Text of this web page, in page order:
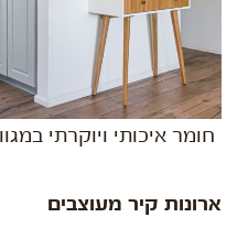
חומר איכותי ויוקרתי
ארונות קיר מעוצבים